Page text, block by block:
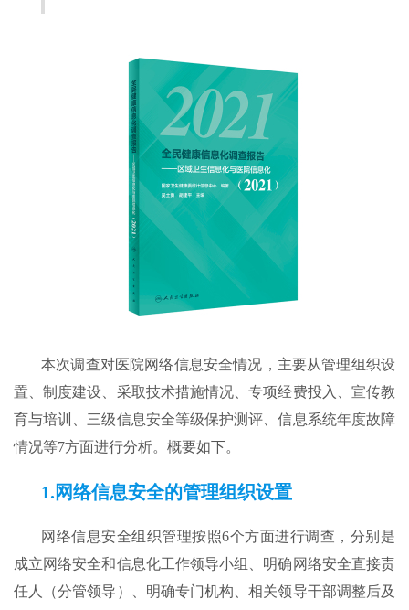
本次调查对医院网络信息安全情况，主要从管理组织设
置、制度建设、采取技术措施情况、专项经费投入、宣传教
育与培训、三级信息安全等级保护测评、信息系统年度故障
情况等7方面进行分析。概要如下。
1.网络信息安全的管理组织设置
网络信息安全组织管理按照6个方面进行调查，分别是
成立网络安全和信息化工作领导小组、明确网络安全直接责
任人（分管领导）、明确专门机构、相关领导干部调整后及